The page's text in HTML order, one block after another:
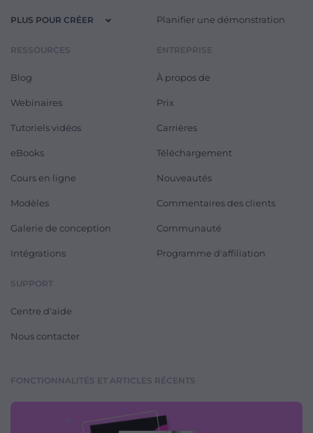
PLUS POUR CRÉER Planifier une démonstration
RESSOURCES
Blog
Webinaires
Tutoriels vidéos
eBooks
Cours en ligne
Modèles
Galerie de conception
Intégrations
ENTREPRISE
À propos de
Prix
Carrières
Téléchargement
Nouveautés
Commentaires des clients
Communauté
Programme d'affiliation
SUPPORT
Centre d'aide
Nous contacter
FONCTIONNALITÉS ET ARTICLES RÉCENTS